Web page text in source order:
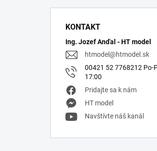
KONTAKT
Ing. Jozef Anďal - HT model
htmodel@htmodel.sk
00421 52 7768212 Po-
17:00
Pridajte sa k nám
HT model
Navštívte náš kanál